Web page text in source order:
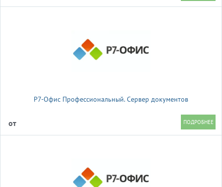
Р7-Офис Профессиональный. Сервер документов
от